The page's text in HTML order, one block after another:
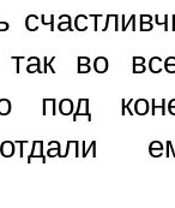
во
под